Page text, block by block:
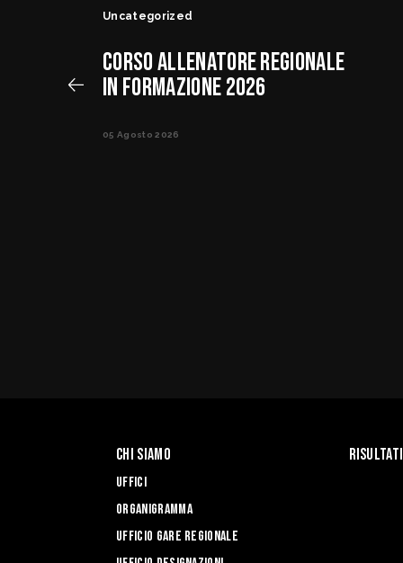
Uncategorized
CORSO ALLENATORE REGIONALE
IN FORMAZIONE 2026
05 Agosto 2026
Chi Siamo
Uffici
Organigramma
Ufficio Gare Regionale
Risultati